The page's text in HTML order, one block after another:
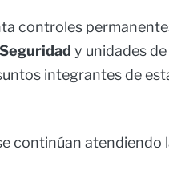
controles
y unidades
integrantes de
continúan atendiendo